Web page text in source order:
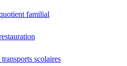
familial
transports scolaires